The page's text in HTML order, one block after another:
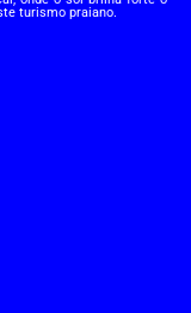
turismo praiano.